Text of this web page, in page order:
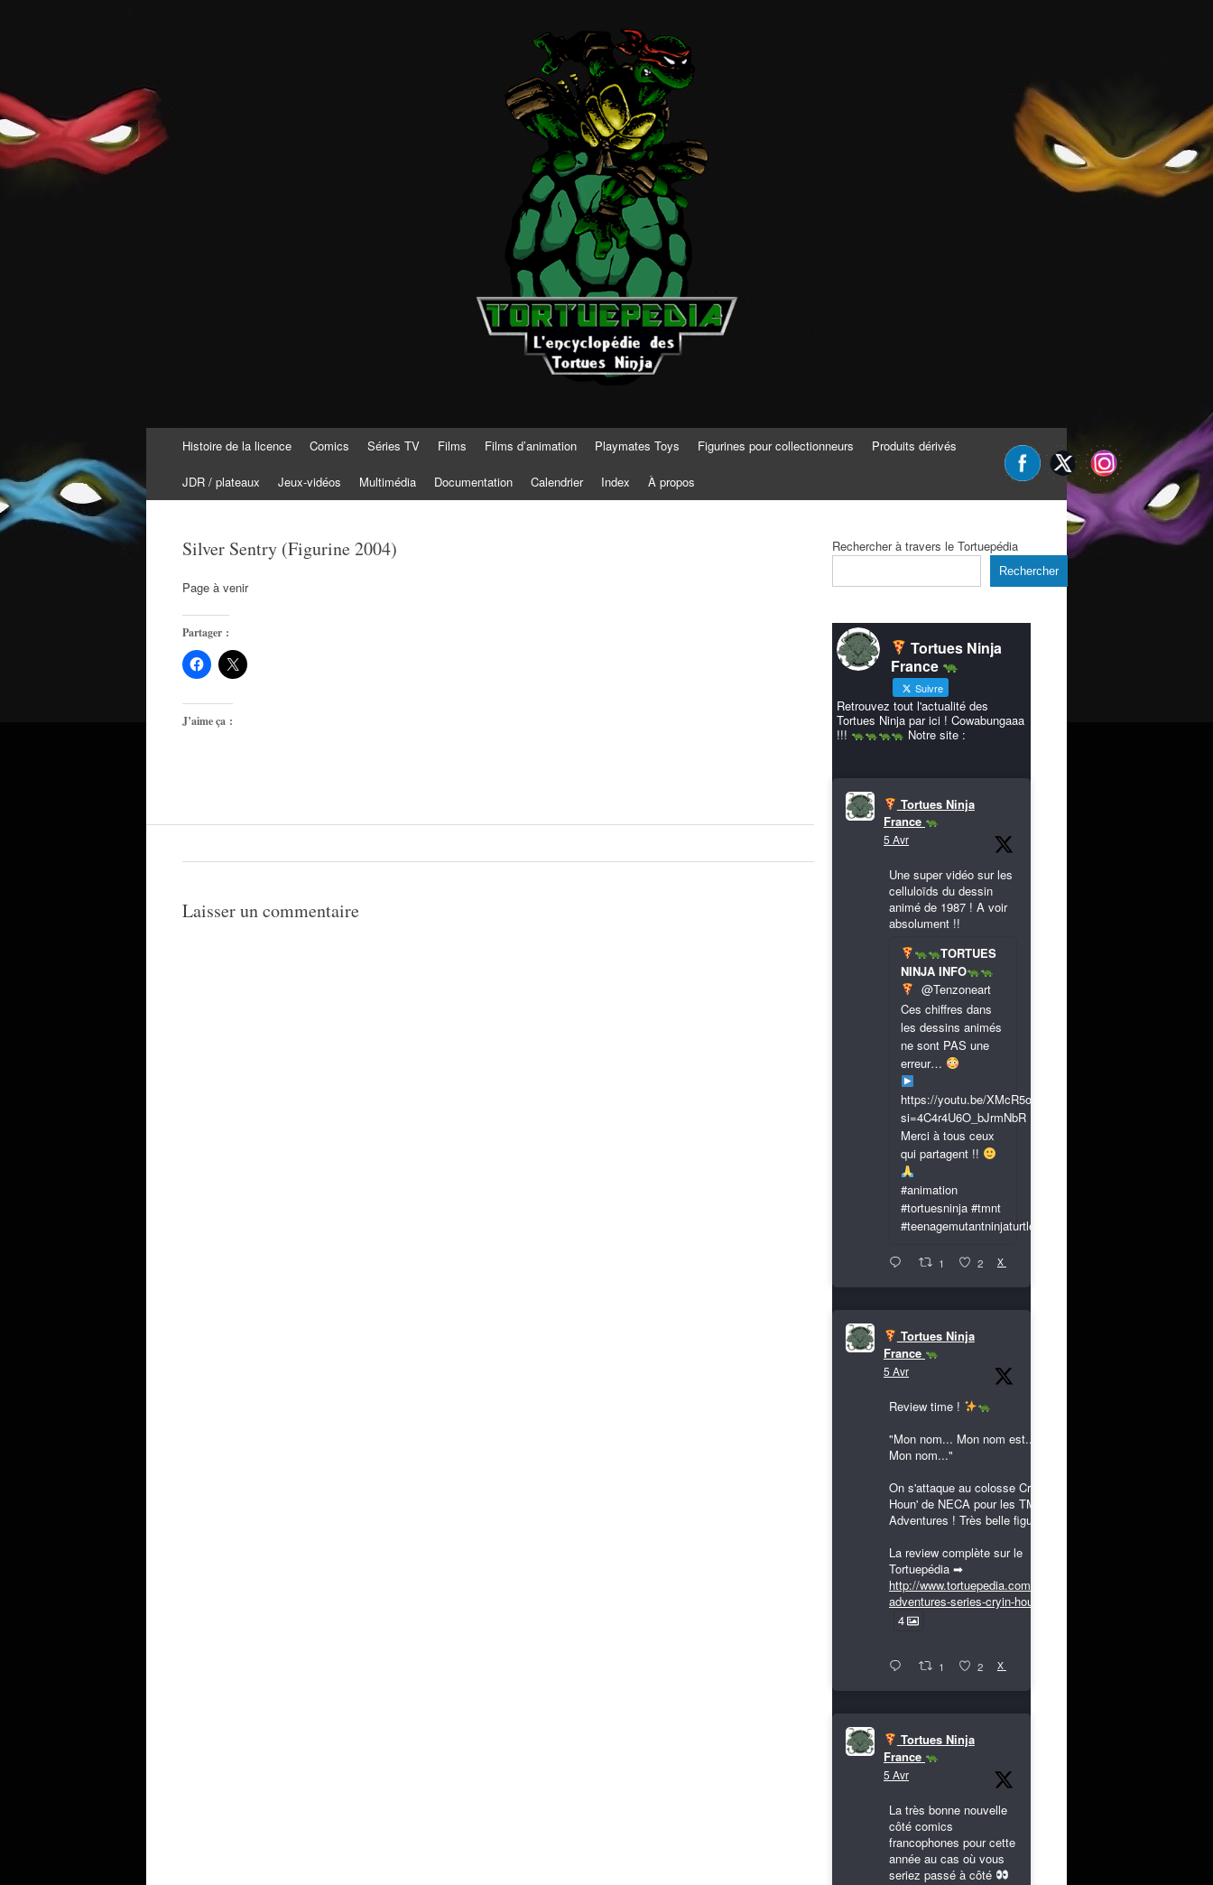
Tortuepédia
L'encyclopédie des Tortues Ninja !
contenu
Histoire de la licence Comics Séries TV Films Films d’animation Playmates Toys Figurines pour collectionneurs Produits dérivés
JDR / plateaux Jeux-vidéos Multimédia Documentation Calendrier Index À propos
Silver Sentry (Figurine 2004)
Page à venir
Partager :
J’aime ça :
Laisser un commentaire
Rechercher à travers le Tortuepédia
Rechercher
Tortues Ninja
France
Suivre
Retrouvez tout l'actualité des
Tortues Ninja par ici ! Cowabungaaa
!!!
Notre site :
Tortues Ninja
France
5 Avr
Une super vidéo sur les
celluloïds du dessin
animé de 1987 ! A voir
absolument !!
TORTUES
NINJA INFO
@Tenzoneart
Ces chiffres dans
les dessins animés
ne sont PAS une
erreur…
https://youtu.be/XMcR5or9N8A?
si=4C4r4U6O_bJrmNbR
Merci à tous ceux
qui partagent !!
#animation
#tortuesninja #tmnt
#teenagemutantninjaturtles
1 2 X
Tortues Ninja
France
5 Avr
Review time !
"Mon nom... Mon nom est...
Mon nom..."
On s'attaque au colosse Cryin'
Houn' de NECA pour les TMNT
Adventures ! Très belle figurine !
La review complète sur le
Tortuepédia ➡
http://www.tortuepedia.com/tmnt-
adventures-series-cryin-houn...
4
1 2 X
Tortues Ninja
France
5 Avr
La très bonne nouvelle
côté comics
francophones pour cette
année au cas où vous
seriez passé à côté